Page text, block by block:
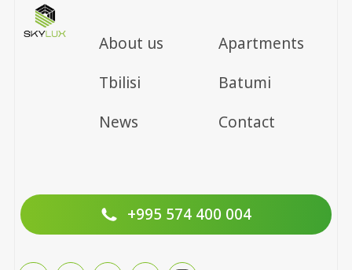
About us
Apartments
Tbilisi
Batumi
News
Contact
+995 574 400 004